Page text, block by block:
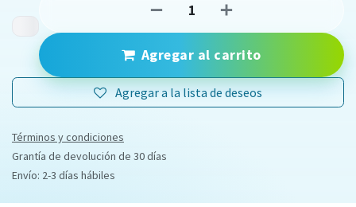
Agregar al carrito
Agregar a la lista de deseos
Términos y condiciones
Grantía de devolución de 30 días
Envío: 2-3 días hábiles